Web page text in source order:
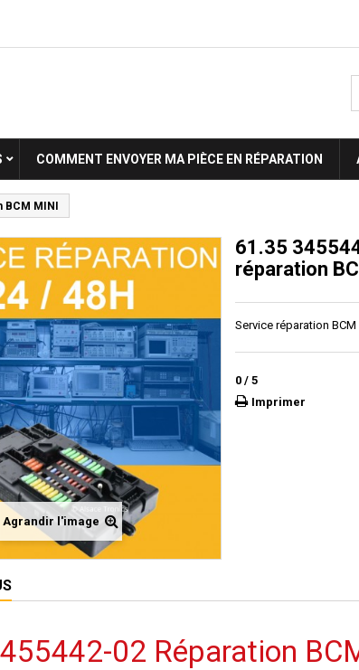
COMMENT ENVOYER MA PIÈCE EN RÉPARATION
MINI
Agrandir l'image
61.35
réparation
Service réparation BCM
0 / 5
Imprimer
02 Réparation